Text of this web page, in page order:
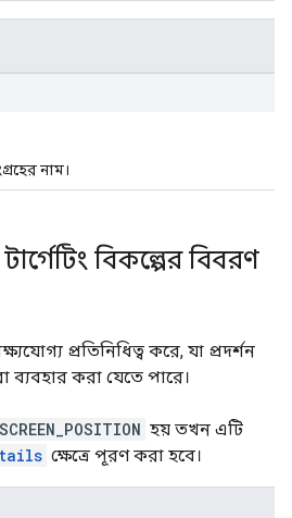
নাম।
বিকল্পের বিবরণ
প্রতিনিধিত্ব করে, যা প্রদর্শন
ব্যবহার করা যেতে পারে।
হয় তখন এটি
ক্ষেত্রে পূরণ করা হবে।